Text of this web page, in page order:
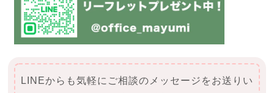
LINEからも気軽にご相談のメッセージをお送りい